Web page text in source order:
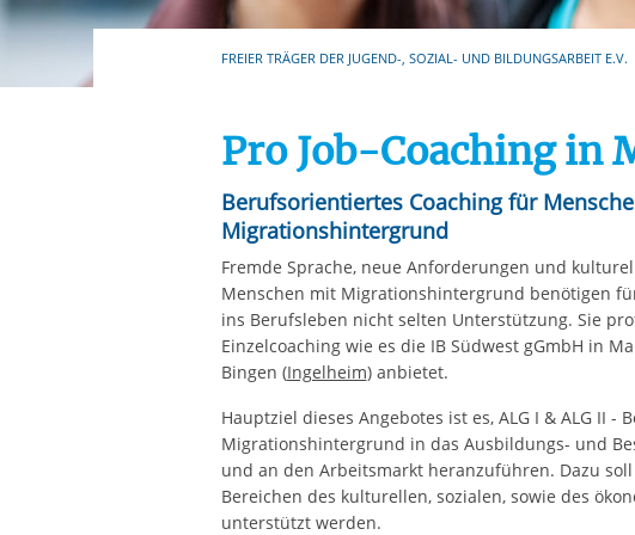
Ihre etwaige Einwilligung erstreckt
aufgrund berechtigter Interessen und
FREIER TRÄGER DER JUGEND-, SOZIAL- UND BILDUNGSARBEIT E.V.
Pro Job-Coaching in
Berufsorientiertes Coaching für
Migrationshintergrund
Fremde Sprache, neue Anforderungen und
Menschen mit Migrationshintergrund benötigen
ins Berufsleben nicht selten Unterstützung. Sie
Einzelcoaching wie es die IB Südwest gGmbH in
Bingen (Ingelheim) anbietet.
Hauptziel dieses Angebotes ist es, ALG I & ALG II -
Migrationshintergrund in das Ausbildungs- und
und an den Arbeitsmarkt heranzuführen. Dazu
Bereichen des kulturellen, sozialen, sowie des
unterstützt werden.